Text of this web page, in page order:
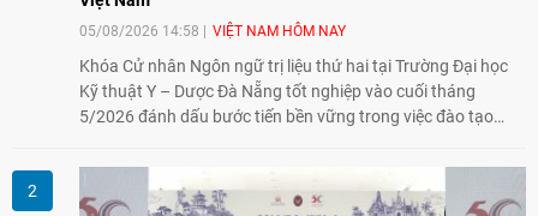
05/08/2026 14:58 VIỆT NAM HÔM NAY
Khóa Cử nhân Ngôn ngữ trị liệu thứ hai tại Trường Đại học
Kỹ thuật Y – Dược Đà Nẵng tốt nghiệp vào cuối tháng
5/2026 đánh dấu bước tiến bền vững trong việc đào tạo
tại Việt Nam.